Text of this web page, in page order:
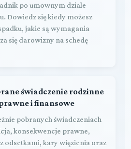
po umownym dziale
Dowiedz się kiedy możesz
jakie są wymagania
się darowizny na schedę
świadczenie rodzinne
i finansowe
pobranych świadczeniach
konsekwencje prawne,
odsetkami, kary więzienia oraz